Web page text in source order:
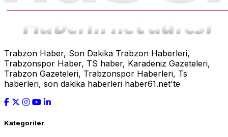
Trabzon Haber, Son Dakika Trabzon Haberleri,
Trabzonspor Haber, TS haber, Karadeniz Gazeteleri,
Trabzon Gazeteleri, Trabzonspor Haberleri, Ts
haberleri, son dakika haberleri haber61.net'te
Kategoriler